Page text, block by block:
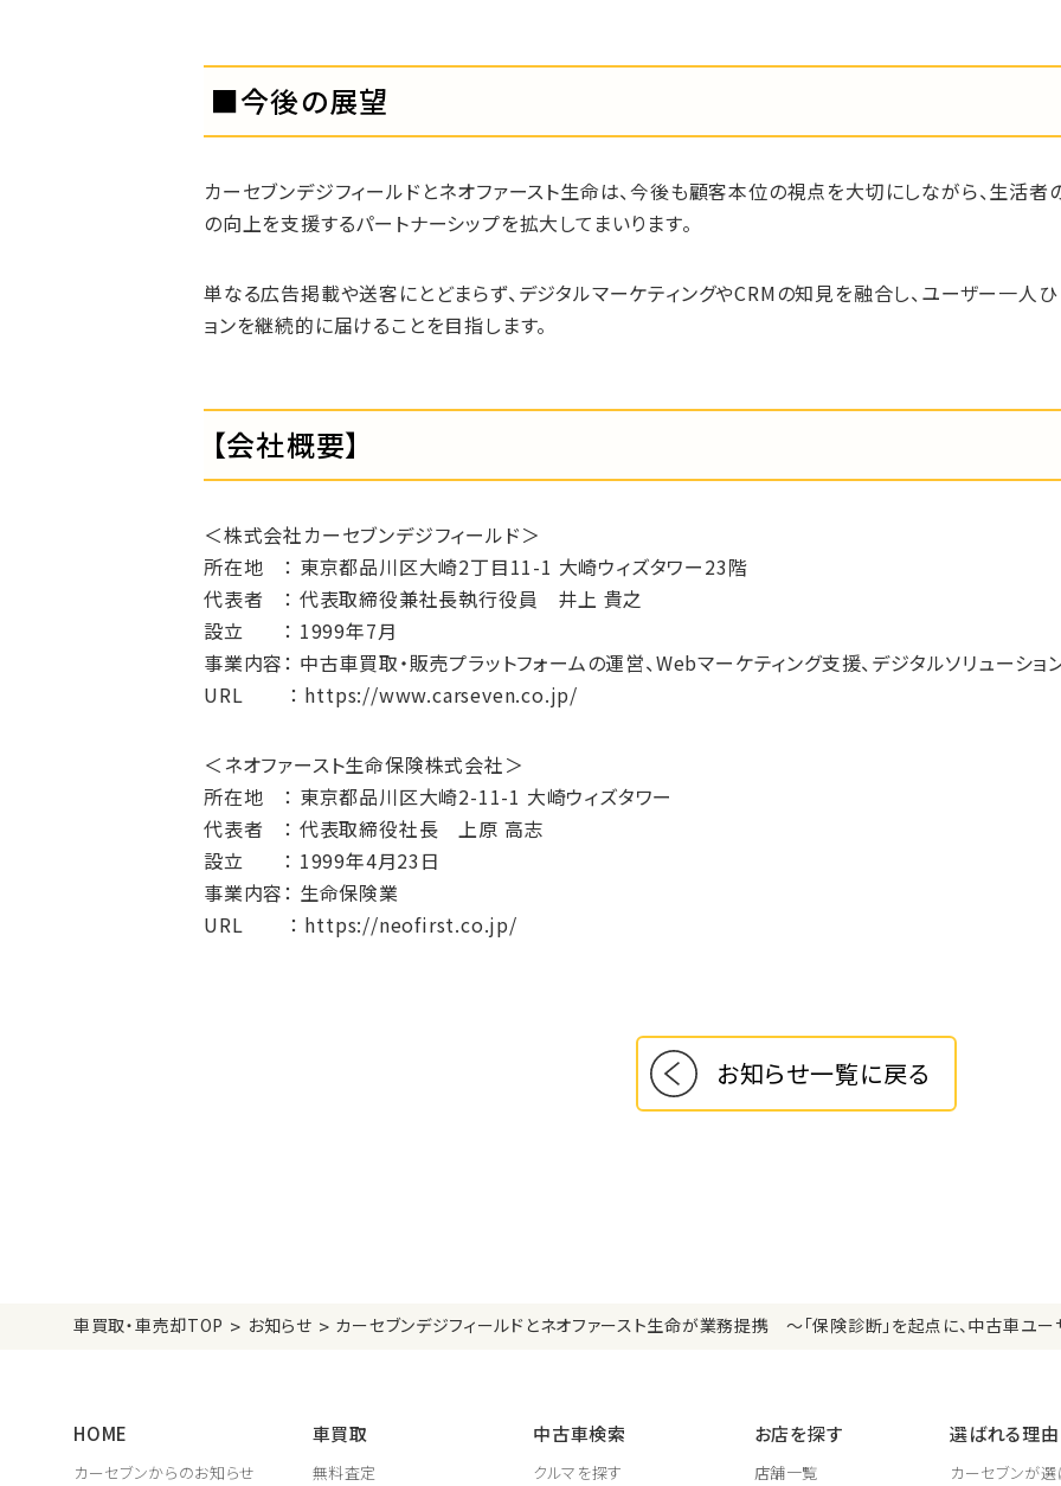
■今後の展望
カーセブンデジフィールドとネオファースト生命は、今後も顧客本位の視点を大切にしながら、生活者
の向上を支援するパートナーシップを拡大してまいります。
単なる広告掲載や送客にとどまらず、デジタルマーケティングやCRMの知見を融合し、ユーザー一人
ョンを継続的に届けることを目指します。
【会社概要】
＜株式会社カーセブンデジフィールド＞
所在地 ： 東京都品川区大崎2丁目11-1 大崎ウィズタワー23階
代表者 ： 代表取締役兼社長執行役員 井上 貴之
設立 ： 1999年7月
事業内容： 中古車買取・販売プラットフォームの運営、Webマーケティング支援、デジタルソリューショ
URL ： https://www.carseven.co.jp/
＜ネオファースト生命保険株式会社＞
所在地 ： 東京都品川区大崎2-11-1 大崎ウィズタワー
代表者 ： 代表取締役社長 上原 高志
設立 ： 1999年4月23日
事業内容： 生命保険業
URL ： https://neofirst.co.jp/
お知らせ一覧に戻る
車買取・車売却TOP > お知らせ > カーセブンデジフィールドとネオファースト生命が業務提携 ～「保険診断」を起点に、中古車ユ
HOME
カーセブンからのお知らせ
車買取
無料査定
中古車検索
クルマを探す
お店を探す
店舗一覧
選ばれる理由
カーセブンが